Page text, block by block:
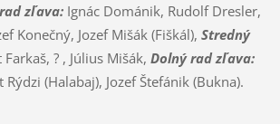
zľava: Ignác Dománik, Rudolf Dresler,
Konečný, Jozef Mišák (Fiškál), Stredný
? , Július Mišák, Dolný rad zľava:
Rýdzi (Halabaj), Jozef Štefánik (Bukna).